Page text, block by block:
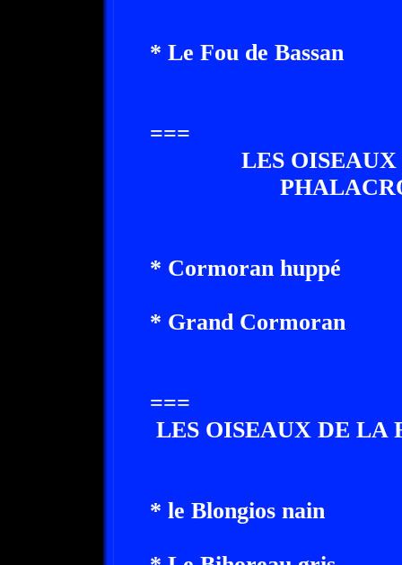
* Le Fou de Bassan
===
LES
* Cormoran huppé
* Grand Cormoran
===
LES OISEAUX DE LA
* le Blongios nain